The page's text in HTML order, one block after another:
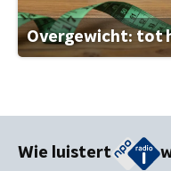
Overgewicht: tot
Wie luistert